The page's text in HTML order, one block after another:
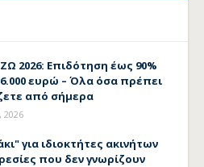
2026: Επιδότηση έως 90%
ευρώ – Όλα όσα πρέπει
από σήμερα
2026
για ιδιοκτήτες ακινήτων
που δεν γνωρίζουν